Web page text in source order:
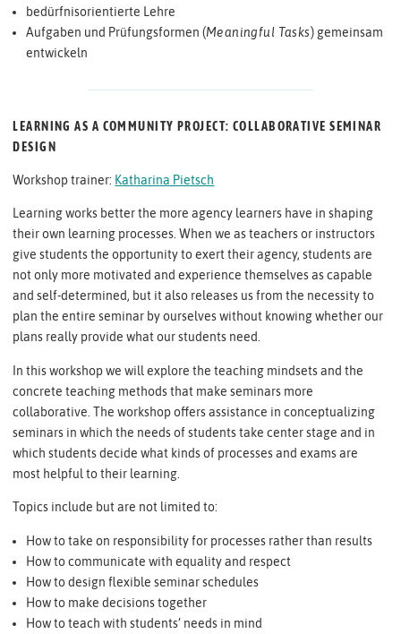
bedürfnisorientierte Lehre
Aufgaben und Prüfungsformen (Meaningful Tasks) gemeinsam
entwickeln
LEARNING AS A COMMUNITY PROJECT: COLLABORATIVE SEMINAR
DESIGN
Workshop trainer: Katharina Pietsch
Learning works better the more agency learners have in shaping
their own learning processes. When we as teachers or instructors
give students the opportunity to exert their agency, students are
not only more motivated and experience themselves as capable
and self-determined, but it also releases us from the necessity to
plan the entire seminar by ourselves without knowing whether our
plans really provide what our students need.
In this workshop we will explore the teaching mindsets and the
concrete teaching methods that make seminars more
collaborative. The workshop offers assistance in conceptualizing
seminars in which the needs of students take center stage and in
which students decide what kinds of processes and exams are
most helpful to their learning.
Topics include but are not limited to:
How to take on responsibility for processes rather than results
How to communicate with equality and respect
How to design flexible seminar schedules
How to make decisions together
How to teach with students’ needs in mind